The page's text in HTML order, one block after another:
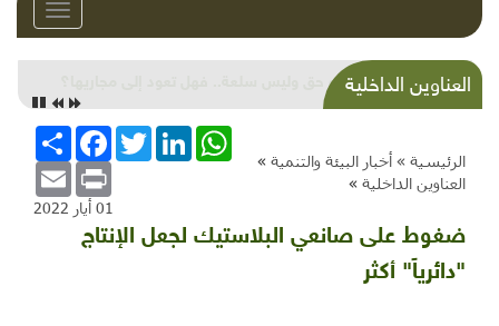
Toggle
العناوين الداخليةالمياه حق وليس سلعة.. فهل تعود إلى مجاريها؟
الرئيسية » أخبار البيئة والتنمية »
العناوين الداخلية »
انشر
FacebookTwitterLinkedInWhatsApp
Email Print
01 أيار 2022
ضغوط على صانعي البلاستيك لجعل الإنتاج
"دائرياً" أكثر